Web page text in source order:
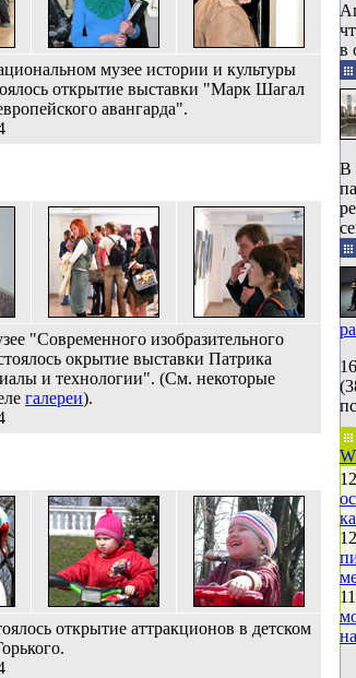
музее истории и культуры
открытие выставки "Марк Шагал
европейского авангарда".
"Современного изобразительного
окрытие выставки Патрика
и технологии". (См. некоторые
галереи).
открытие аттракционов в детском
Горького.
в
В